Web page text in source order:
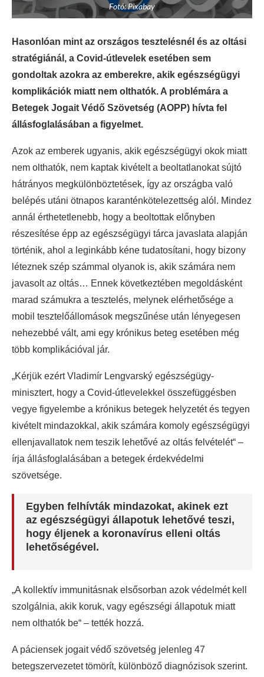
Fotó: Pixabay
Hasonlóan mint az országos tesztelésnél és az oltási
stratégiánál, a Covid-útlevelek esetében sem
gondoltak azokra az emberekre, akik egészségügyi
komplikációk miatt nem olthatók. A problémára a
Betegek Jogait Védő Szövetség (AOPP) hívta fel
állásfoglalásában a figyelmet.
Azok az emberek ugyanis, akik egészségügyi okok miatt
nem olthatók, nem kaptak kivételt a beoltatlanokat sújtó
hátrányos megkülönböztetések, így az országba való
belépés utáni ötnapos karanténkötelezettség alól. Mindez
annál érthetetlenebb, hogy a beoltottak előnyben
részesítése épp az egészségügyi tárca javaslata alapján
történik, ahol a leginkább kéne tudatosítani, hogy bizony
léteznek szép számmal olyanok is, akik számára nem
javasolt az oltás… Ennek következtében megoldásként
marad számukra a tesztelés, melynek elérhetősége a
mobil tesztelőállomások megszűnése után lényegesen
nehezebbé vált, ami egy krónikus beteg esetében még
több komplikációval jár.
„Kérjük ezért Vladimír Lengvarský egészségügy-
minisztert, hogy a Covid-útlevelekkel összefüggésben
vegye figyelembe a krónikus betegek helyzetét és tegyen
kivételt mindazokkal, akik számára komoly egészségügyi
ellenjavallatok nem teszik lehetővé az oltás felvételét“ –
írja állásfoglalásában a betegek érdekvédelmi
szövetsége.
Egyben felhívták mindazokat, akinek ezt
az egészségügyi állapotuk lehetővé teszi,
hogy éljenek a koronavírus elleni oltás
lehetőségével.
„A kollektív immunitásnak elsősorban azok védelmét kell
szolgálnia, akik koruk, vagy egészségi állapotuk miatt
nem olthatók be“ – tették hozzá.
A páciensek jogait védő szövetség jelenleg 47
betegszervezetet tömörít, különböző diagnózisok szerint.